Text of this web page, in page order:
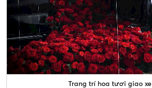
Trang trí hoa tươi giao xe